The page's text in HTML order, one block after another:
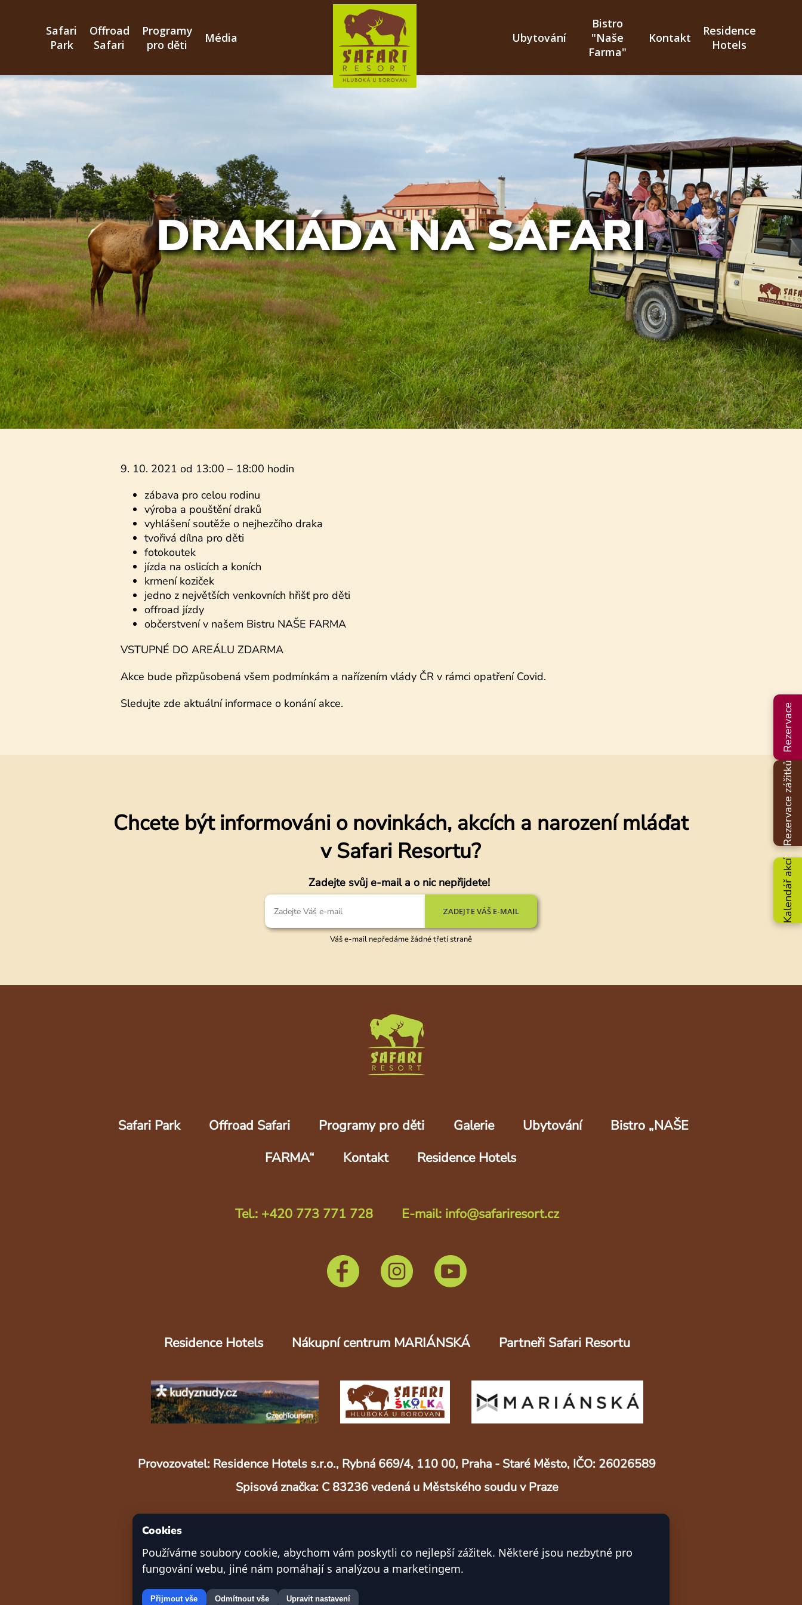
Safari
Park
Offroad
Safari
Programy
pro děti
Média Ubytování
Bistro
"Naše
Farma"
Kontakt
Residence
Hotels
DRAKIÁDA NA SAFARI
9. 10. 2021 od 13:00 – 18:00 hodin
zábava pro celou rodinu
výroba a pouštění draků
vyhlášení soutěže o nejhezčího draka
tvořivá dílna pro děti
fotokoutek
jízda na oslicích a koních
krmení koziček
jedno z největších venkovních hřišť pro děti
offroad jízdy
občerstvení v našem Bistru NAŠE FARMA
VSTUPNÉ DO AREÁLU ZDARMA
Akce bude přizpůsobená všem podmínkám a nařízením vlády ČR v rámci opatření Covid.
Sledujte zde aktuální informace o konání akce.
Rezervace
Rezervace zážitků
Kalendář akcí
Chcete být informováni o novinkách, akcích a narození mláďat
v Safari Resortu?
Zadejte svůj e-mail a o nic nepřijdete!
ZADEJTE VÁŠ E-MAIL
Váš e-mail nepředáme žádné třetí straně
Safari Park Offroad Safari Programy pro děti Galerie Ubytování
Bistro „NAŠE
FARMA“
Kontakt Residence Hotels
Tel.: +420 773 771 728 E-mail: info@safariresort.cz
Residence Hotels Nákupní centrum MARIÁNSKÁ Partneři Safari Resortu
Provozovatel: Residence Hotels s.r.o., Rybná 669/4, 110 00, Praha - Staré Město, IČO: 26026589
Spisová značka: C 83236 vedená u Městského soudu v Praze
Vytvořeno s ❤ v Českých Budějovicích
Cookies
Používáme soubory cookie, abychom vám poskytli co nejlepší zážitek. Některé jsou nezbytné pro
fungování webu, jiné nám pomáhají s analýzou a marketingem.
Přijmout vše Odmítnout vše Upravit nastavení